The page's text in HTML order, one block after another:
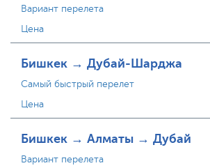
Вариант перелета
Цена
Бишкек → Дубай-Шарджа
Самый быстрый перелет
Цена
Бишкек → Алматы → Дубай
Вариант перелета